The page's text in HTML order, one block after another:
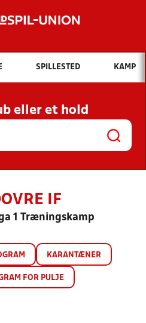
Hvad vil du søge efter?
INDHOLD OG NYHEDER
KLUBBER OG
SPILLESTED KAMP
eller et hold
IF
1 Træningskamp
KARANTÆNER
FOR PULJE